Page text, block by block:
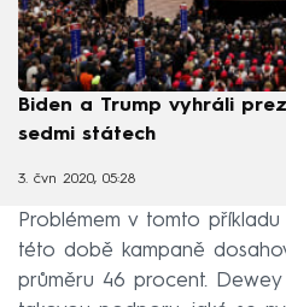
Biden a Trump vyhráli
sedmi státech
3. čvn 2020, 05:28
Problémem v tomto
této době kampaně
průměru 46 procent.